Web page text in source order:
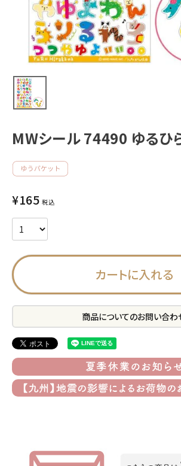
（税込）
新着商品
人気商品から探す
モチーフから探す
キャラクターから探す
アイテムから探す
INFORMATION
お知らせ
ご利用ガイド
よくあるご質問
特定商取引法について
お問い合わせ
ACCOUNT MENU
ようこそ ゲスト 様
MWシール 74490 ゆるひ
¥165 税込
カートに入れる
商品についてのお問い合わ